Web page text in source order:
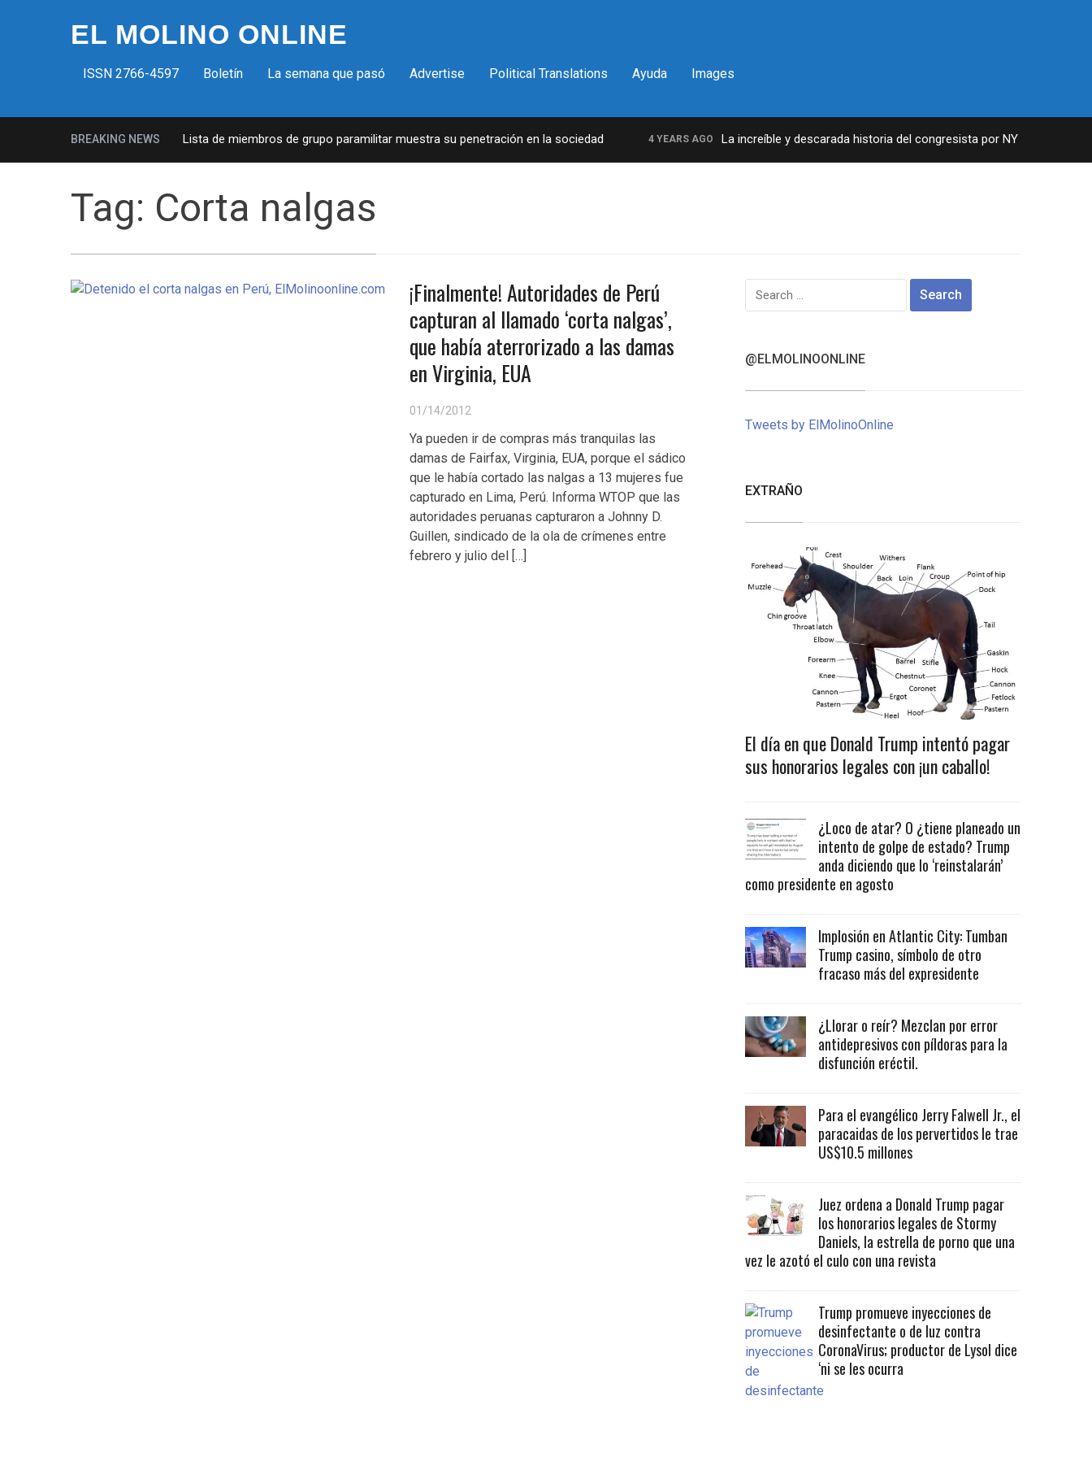
EL MOLINO ONLINE
ISSN 2766-4597 Boletín La semana que pasó Advertise Political Translations Ayuda Images
BREAKING NEWS
Milicias fascistas en EUA: Lista de miembros de grupo paramilitar muestra su penetración en la sociedad 4 YEARS AGO La increíble y descarada historia del congresista por NY George Santos
Tag: Corta nalgas
¡Finalmente! Autoridades de Perú
capturan al llamado ‘corta nalgas’,
que había aterrorizado a las damas
en Virginia, EUA
01/14/2012
Ya pueden ir de compras más tranquilas las
damas de Fairfax, Virginia, EUA, porque el sádico
que le había cortado las nalgas a 13 mujeres fue
capturado en Lima, Perú. Informa WTOP que las
autoridades peruanas capturaron a Johnny D.
Guillen, sindicado de la ola de crímenes entre
febrero y julio del […]
Search
for:
@ELMOLINOONLINE
Tweets by ElMolinoOnline
EXTRAÑO
El día en que Donald Trump intentó pagar
sus honorarios legales con ¡un caballo!
¿Loco de atar? O ¿tiene planeado un
intento de golpe de estado? Trump
anda diciendo que lo ‘reinstalarán’
como presidente en agosto
Implosión en Atlantic City: Tumban
Trump casino, símbolo de otro
fracaso más del expresidente
¿Llorar o reír? Mezclan por error
antidepresivos con píldoras para la
disfunción eréctil.
Para el evangélico Jerry Falwell Jr., el
paracaidas de los pervertidos le trae
US$10.5 millones
Juez ordena a Donald Trump pagar
los honorarios legales de Stormy
Daniels, la estrella de porno que una
vez le azotó el culo con una revista
Trump promueve inyecciones de
desinfectante o de luz contra
CoronaVirus; productor de Lysol dice
‘ni se les ocurra